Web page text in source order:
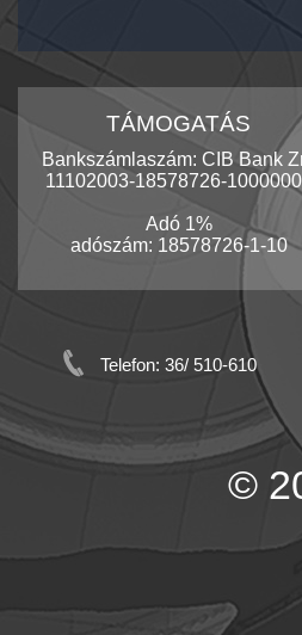
TÁMOGATÁS
Bankszámlaszám: CIB Bank
11102003-18578726-
Adó 1%
adószám: 18578726-1-10
Telefon: 36/ 510-610
©